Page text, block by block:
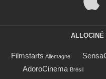
ALLOCINÉ
Filmstarts Allemagne
AdoroCinema Brésil